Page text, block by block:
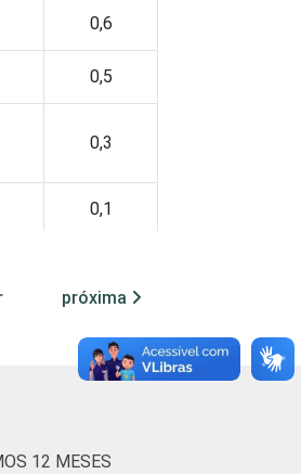
0,6
0,5
0,3
0,1
próxima
12 MESES